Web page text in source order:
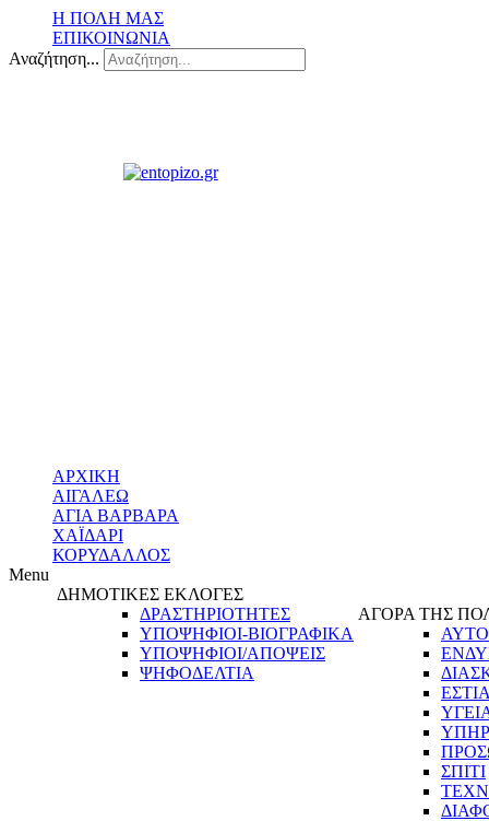
Η ΠΟΛΗ ΜΑΣ
ΕΠΙΚΟΙΝΩΝΙΑ
Αναζήτηση...
ΑΡΧΙΚΗ
ΑΙΓΑΛΕΩ
ΑΓΙΑ ΒΑΡΒΑΡΑ
ΧΑΪΔΑΡΙ
ΚΟΡΥΔΑΛΛΟΣ
Menu
ΔΗΜΟΤΙΚΕΣ ΕΚΛΟΓΕΣ
ΔΡΑΣΤΗΡΙΟΤΗΤΕΣ
ΥΠΟΨΗΦΙΟΙ-ΒΙΟΓΡΑΦΙΚΑ
ΥΠΟΨΗΦΙΟΙ/ΑΠΟΨΕΙΣ
ΨΗΦΟΔΕΛΤΙΑ
ΑΓΟΡΑ ΤΗΣ
ΣΠΙΤΙ